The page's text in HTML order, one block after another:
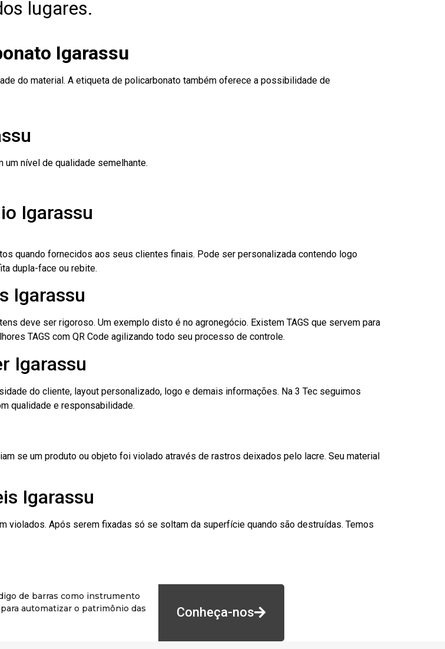
lugares.
Igarassu
do material. A etiqueta de policarbonato também oferece a possibilidade de
nível de qualidade semelhante.
Igarassu
quando fornecidos aos seus clientes finais. Pode ser personalizada contendo logo
dupla-face ou rebite.
Igarassu
deve ser rigoroso. Um exemplo disto é no agronegócio. Existem TAGS que servem para
TAGS com QR Code agilizando todo seu processo de controle.
Igarassu
do cliente, layout personalizado, logo e demais informações. Na 3 Tec seguimos
qualidade e responsabilidade.
se um produto ou objeto foi violado através de rastros deixados pelo lacre. Seu material
Igarassu
violados. Após serem fixadas só se soltam da superfície quando são destruídas. Temos
de barras como instrumento
automatizar o patrimônio das
Conheça-nos